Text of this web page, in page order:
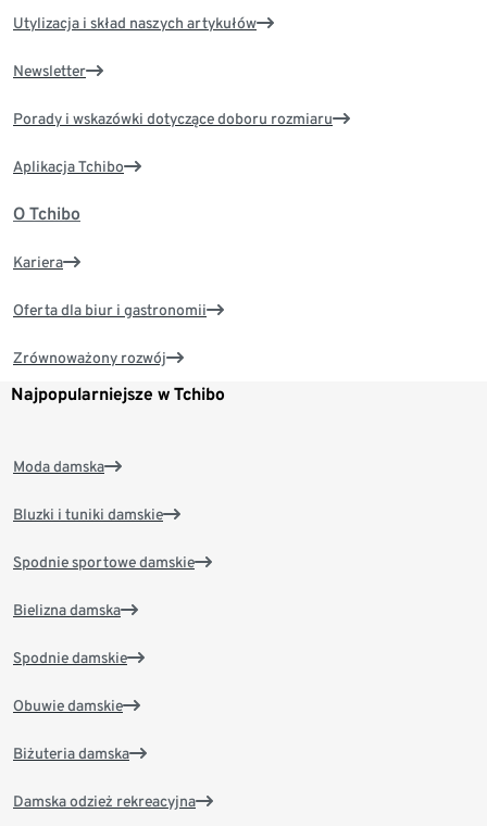
Utylizacja i skład naszych artykułów
Newsletter
Porady i wskazówki dotyczące doboru rozmiaru
Aplikacja Tchibo
O Tchibo
Kariera
Oferta dla biur i gastronomii
Zrównoważony rozwój
Najpopularniejsze w Tchibo
Moda damska
Bluzki i tuniki damskie
Spodnie sportowe damskie
Bielizna damska
Spodnie damskie
Obuwie damskie
Biżuteria damska
Damska odzież rekreacyjna